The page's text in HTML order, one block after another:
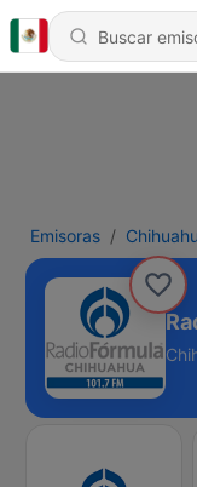
Emisoras